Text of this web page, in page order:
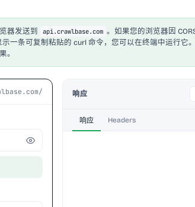
器发送到 api.crawlbase.com 。如果您的浏览器因
一条可复制粘贴的 curl 命令，您可以在终端中运行它
。
响应
响应 Headers